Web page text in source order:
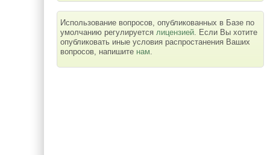
Использование вопросов, опубликованных в Базе по
умолчанию регулируется лицензией. Если Вы хотите
опубликовать иные условия распростанения Ваших
вопросов, напишите нам.